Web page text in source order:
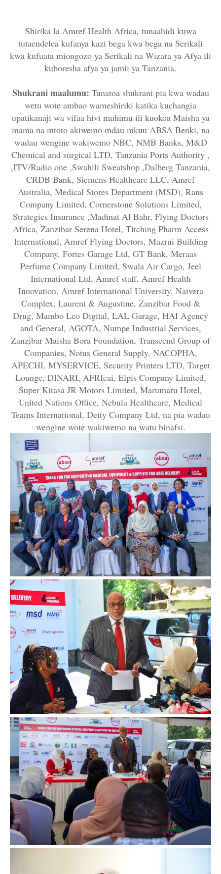
Shirika la Amref Health Africa, tunaahidi kuwa
tutaendelea kufanya kazi bega kwa bega na Serikali
kwa kufuata miongozo ya Serikali na Wizara ya Afya ili
kuboresha afya ya jamii ya Tanzania.
Shukrani maalumu: Tunatoa shukrani pia kwa wadau
wetu wote ambao wameshiriki katika kuchangia
upatikanaji wa vifaa hivi muhimu ili kuokoa Maisha ya
mama na mtoto akiwemo mdau mkuu ABSA Benki, na
wadau wengine wakiwemo NBC, NMB Banks, M&D
Chemical and surgical LTD, Tanzania Ports Authority ,
,ITV/Radio one ,Swahili Sweatshop ,Dalberg Tanzania,
CRDB Bank, Siemens Healthcare LLC, Amref
Australia, Medical Stores Department (MSD), Rans
Company Limited, Cornerstone Solutions Limited,
Strategies Insurance ,Madinat Al Bahr, Flying Doctors
Africa, Zanzibar Serena Hotel, Titching Pharm Access
International, Amref Flying Doctors, Mazrui Building
Company, Fortes Garage Ltd, GT Bank, Meraas
Perfume Company Limited, Swala Air Cargo, Jeel
International Ltd, Amref staff, Amref Health
Innovation, Amref International University, Naivera
Complex, Laurent & Augustine, Zanzibar Food &
Drug, Mambo Leo Digital, LAL Garage, HAI Agency
and General, AGOTA, Numpe Industrial Services,
Zanzibar Maisha Bora Foundation, Transcend Group of
Companies, Notus General Supply, NACOPHA,
APECHI, MYSERVICE, Security Printers LTD, Target
Lounge, DINARI, AFRIcai, Elpis Company Limited,
Super Kitasa JR Motors Limited, Marumaru Hotel,
United Nations Office, Nebula Healthcare, Medical
Teams International, Deity Company Ltd, na pia wadau
wengine wote wakiwemo na watu binafsi.